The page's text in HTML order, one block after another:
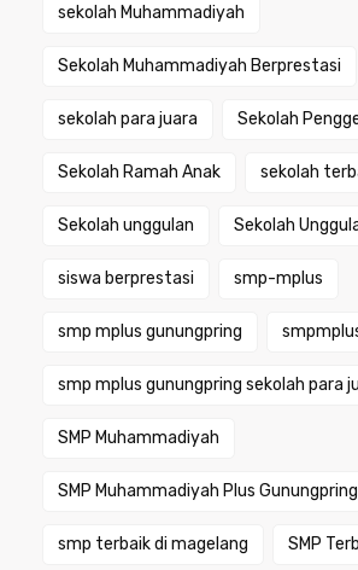
sekolah Muhammadiyah
Sekolah Muhammadiyah Berprestasi
sekolah para juara Sekolah
Sekolah Ramah Anak sekolah
Sekolah unggulan Sekolah
siswa berprestasi smp-mplus
smp mplus gunungpring
smp mplus gunungpring sekolah para
SMP Muhammadiyah
SMP Muhammadiyah Plus Gunungpring
smp terbaik di magelang SMP